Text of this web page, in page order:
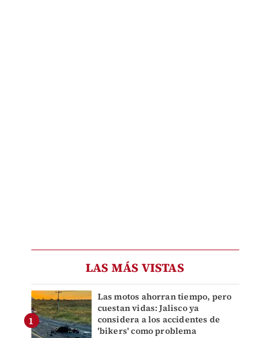
LAS MÁS VISTAS
Las motos ahorran tiempo, pero
cuestan vidas: Jalisco ya
considera a los accidentes de
'bikers' como problema